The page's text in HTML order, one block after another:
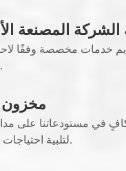
المصنعة
خدمات مخصصة وفقًا
العملاء.
في مستودعاتنا على
لتلبية احتياجات العملاء.